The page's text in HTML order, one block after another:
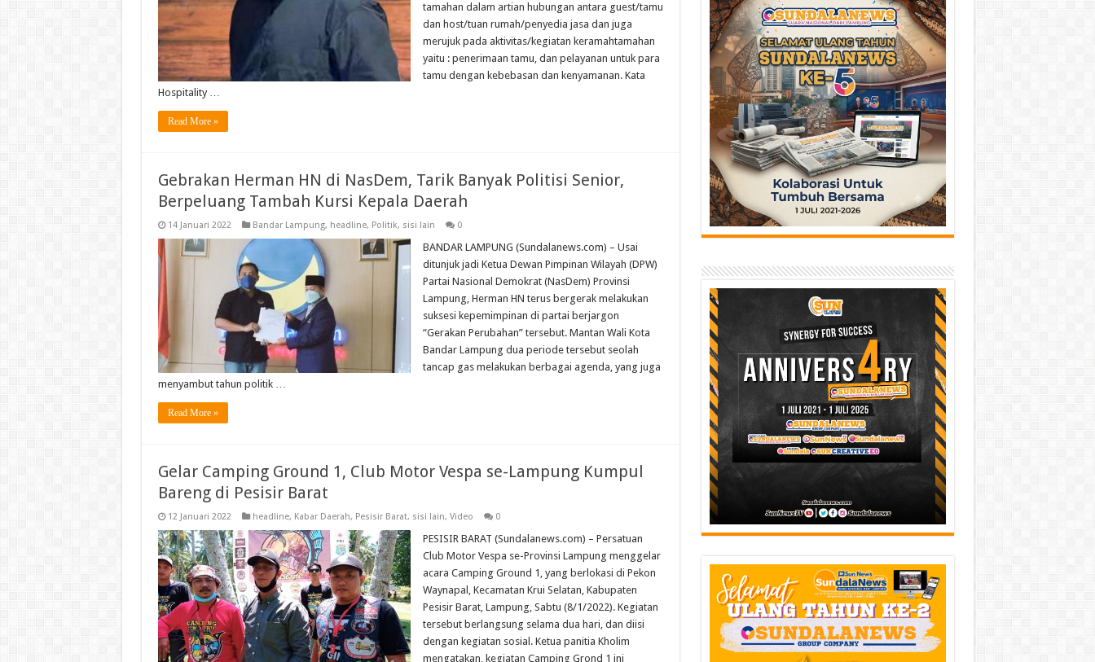
tamahan dalam artian hubungan antara guest/tamu
dan host/tuan rumah/penyedia jasa dan juga
merujuk pada aktivitas/kegiatan keramahtamahan
yaitu : penerimaan tamu, dan pelayanan untuk para
tamu dengan kebebasan dan kenyamanan. Kata
Hospitality …
Read More »
Gebrakan Herman HN di NasDem, Tarik Banyak Politisi Senior,
Berpeluang Tambah Kursi Kepala Daerah
14 Januari 2022 Bandar Lampung, headline, Politik, sisi lain 0
BANDAR LAMPUNG (Sundalanews.com) – Usai
ditunjuk jadi Ketua Dewan Pimpinan Wilayah (DPW)
Partai Nasional Demokrat (NasDem) Provinsi
Lampung, Herman HN terus bergerak melakukan
suksesi kepemimpinan di partai berjargon
“Gerakan Perubahan” tersebut. Mantan Wali Kota
Bandar Lampung dua periode tersebut seolah
tancap gas melakukan berbagai agenda, yang juga
menyambut tahun politik …
Read More »
Gelar Camping Ground 1, Club Motor Vespa se-Lampung Kumpul
Bareng di Pesisir Barat
12 Januari 2022 headline, Kabar Daerah, Pesisir Barat, sisi lain, Video 0
PESISIR BARAT (Sundalanews.com) – Persatuan
Club Motor Vespa se-Provinsi Lampung menggelar
acara Camping Ground 1, yang berlokasi di Pekon
Waynapal, Kecamatan Krui Selatan, Kabupaten
Pesisir Barat, Lampung, Sabtu (8/1/2022). Kegiatan
tersebut berlangsung selama dua hari, dan diisi
dengan kegiatan sosial. Ketua panitia Kholim
mengatakan, kegiatan Camping Grond 1 ini